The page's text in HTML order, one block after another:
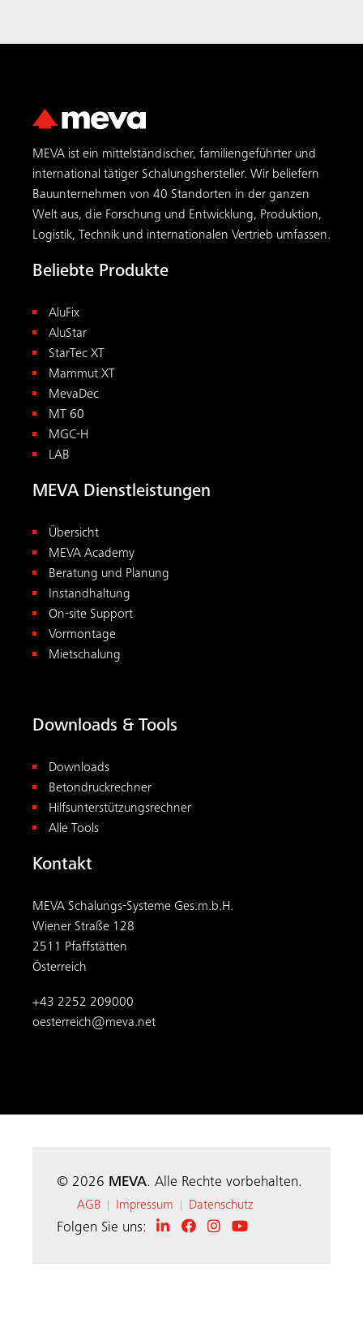
MEVA ist ein mittelständischer, familiengeführter und
international tätiger Schalungs­hersteller. Wir beliefern
Bauunternehmen von 40 Standorten in der ganzen
Welt aus, die Forschung und Entwicklung, Produktion,
Logistik, Technik und internationalen Vertrieb umfassen.
Beliebte Produkte
AluFix
AluStar
StarTec XT
Mammut XT
MevaDec
MT 60
MGC-H
LAB
MEVA Dienstleistungen
Übersicht
MEVA Academy
Beratung und Planung
Instandhaltung
On-site Support
Vormontage
Mietschalung
Downloads & Tools
Downloads
Betondruckrechner
Hilfsunterstützungsrechner
Alle Tools
Kontakt
MEVA Schalungs-Systeme Ges.m.b.H.
Wiener Straße 128
2511 Pfaffstätten
Österreich
+43 2252 209000
oesterreich@meva.net
© 2026 MEVA. Alle Rechte vorbehalten.
AGB Impressum Datenschutz
Folgen Sie uns: